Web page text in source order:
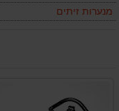
מנערות זיתים